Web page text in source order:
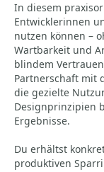
In diesem
Entwicklerinnen
nutzen können –
Wartbarkeit und
blindem
Partnerschaft mit
die gezielte
Designprinzipien
Ergebnisse.
Du erhältst
produktiven